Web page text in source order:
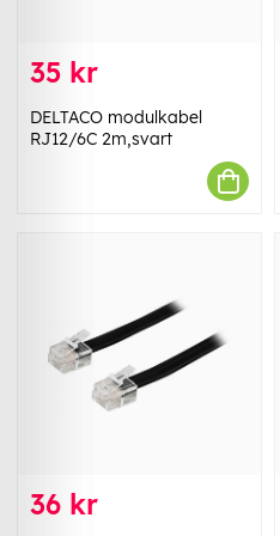
35 kr
DELTACO modulkabel
RJ12/6C 2m,svart
36 kr